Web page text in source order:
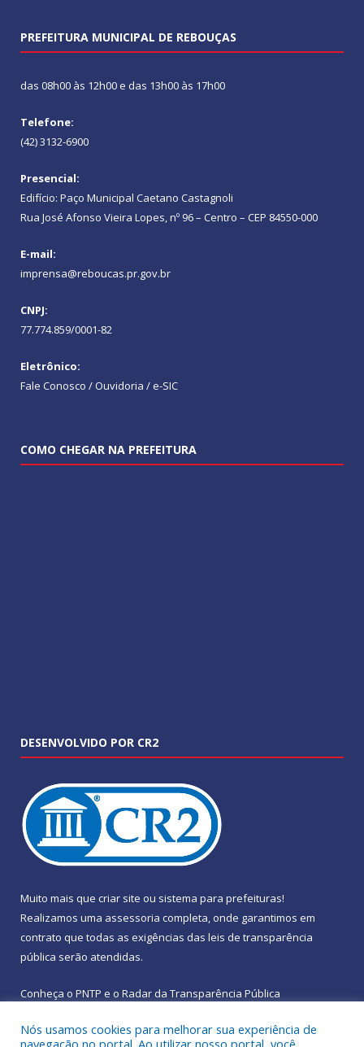
PREFEITURA MUNICIPAL DE REBOUÇAS
das 08h00 às 12h00 e das 13h00 às 17h00
Telefone:
(42) 3132-6900
Presencial:
Edifício: Paço Municipal Caetano Castagnoli
Rua José Afonso Vieira Lopes, nº 96 – Centro – CEP 84550-000
E-mail:
imprensa@reboucas.pr.gov.br
CNPJ:
77.774.859/0001-82
Eletrônico:
Fale Conosco / Ouvidoria / e-SIC
COMO CHEGAR NA PREFEITURA
DESENVOLVIDO POR CR2
Muito mais que criar site ou sistema para prefeituras!
Realizamos uma assessoria completa, onde garantimos em
contrato que todas as exigências das leis de transparência
pública serão atendidas.
Conheça o PNTP e o Radar da Transparência Pública
Nós usamos cookies para melhorar sua experiência de
navegação no portal. Ao utilizar nosso portal, você